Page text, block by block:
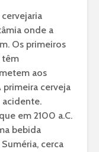
onde a
Os primeiros
têm
aos
cerveja
em 2100 a.C.
bebida
cerca